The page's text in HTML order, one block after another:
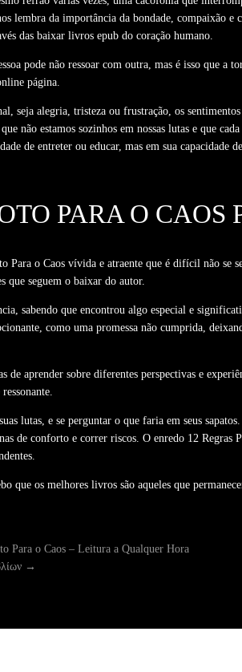
da importância da bondade, compaixão e
das baixar livros epub do coração humano.
pode não ressoar com outra, mas é isso que a
página.
seja alegria, tristeza ou frustração, os
não estamos sozinhos em nossas lutas e que
de entreter ou educar, mas em sua capacidade
PARA O CAOS
Para o Caos vívida e atraente que é difícil não
que seguem o baixar do autor.
sabendo que encontrou algo especial e
como uma promessa não cumprida,
aprender sobre diferentes perspectivas e
lutas, e se perguntar o que faria em seus
de conforto e correr riscos. O enredo 12
que os melhores livros são aqueles que
Para o Caos – Leitura a Qualquer Hora
→